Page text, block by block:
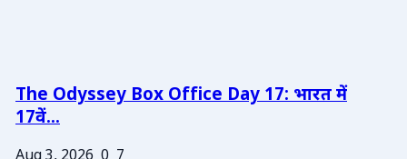
The Odyssey Box Office Day 17: भारत में
17वें...